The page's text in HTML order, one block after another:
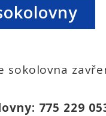
sokolovna
775 229